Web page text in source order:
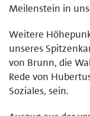
Meilenstein in
Weitere
unseres
von Brunn, die
Rede von
Soziales, sein.